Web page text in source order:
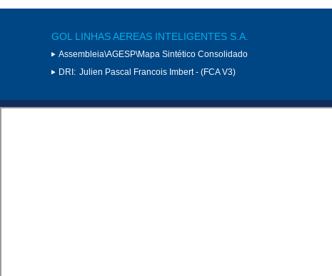
GOL LINHAS AEREAS INTELIGENTES S.A.
Assembleia\AGESP\Mapa Sintético Consolidado
DRI: Julien Pascal Francois Imbert - (FCA V3)